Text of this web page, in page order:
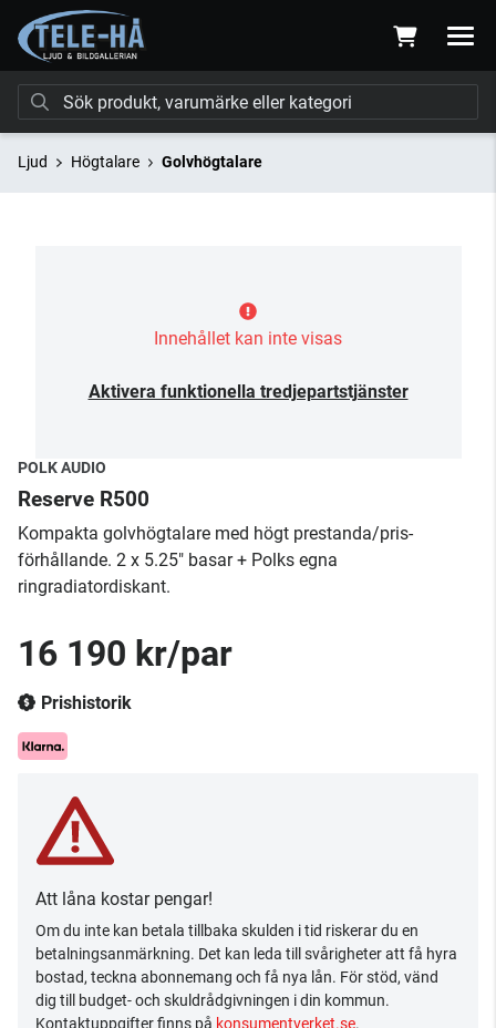
Ljud Högtalare Golvhögtalare
Innehållet kan inte visas
Aktivera funktionella tredjepartstjänster
POLK AUDIO
Reserve R500
Kompakta golvhögtalare med högt prestanda/pris-
förhållande. 2 x 5.25" basar + Polks egna
ringradiatordiskant.
16 190 kr/par
Prishistorik
Att låna kostar pengar!
Om du inte kan betala tillbaka skulden i tid riskerar du en
betalningsanmärkning. Det kan leda till svårigheter att få hyra
bostad, teckna abonnemang och få nya lån. För stöd, vänd
dig till budget- och skuldrådgivningen i din kommun.
Kontaktuppgifter finns på konsumentverket.se.